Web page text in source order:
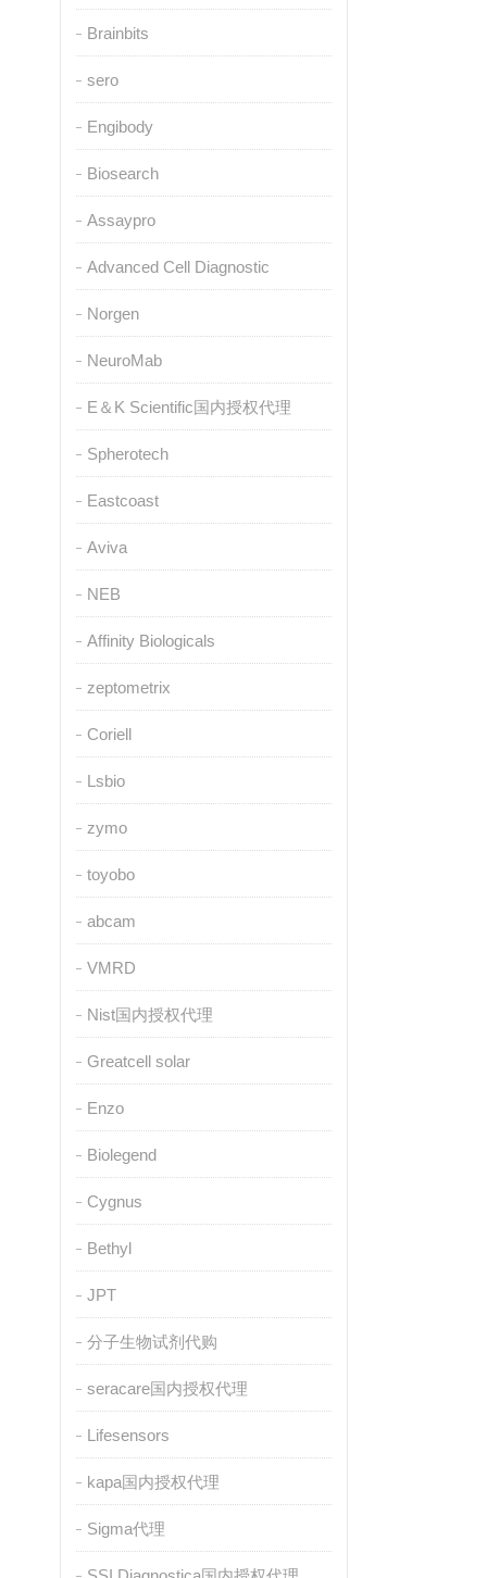
Brainbits
sero
Engibody
Biosearch
Assaypro
Advanced Cell Diagnostic
Norgen
NeuroMab
E＆K Scientific国内授权代理
Spherotech
Eastcoast
Aviva
NEB
Affinity Biologicals
zeptometrix
Coriell
Lsbio
zymo
toyobo
abcam
VMRD
Nist国内授权代理
Greatcell solar
Enzo
Biolegend
Cygnus
Bethyl
JPT
分子生物试剂代购
seracare国内授权代理
Lifesensors
kapa国内授权代理
Sigma代理